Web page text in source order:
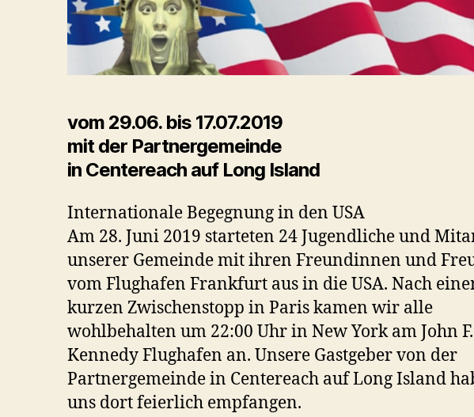
vom 29.06. bis 17.07.2019
mit der Partnergemeinde
in Centereach auf Long Island
Internationale Begegnung in den USA
Am 28. Juni 2019 starteten 24 Jugendliche und
unserer Gemeinde mit ihren Freundinnen und
vom Flughafen Frankfurt aus in die USA. Nach
kurzen Zwischenstopp in Paris kamen wir alle
wohlbehalten um 22:00 Uhr in New York am John F.
Kennedy Flughafen an. Unsere Gastgeber von der
Partnergemeinde in Centereach auf Long Island
uns dort feierlich empfangen.